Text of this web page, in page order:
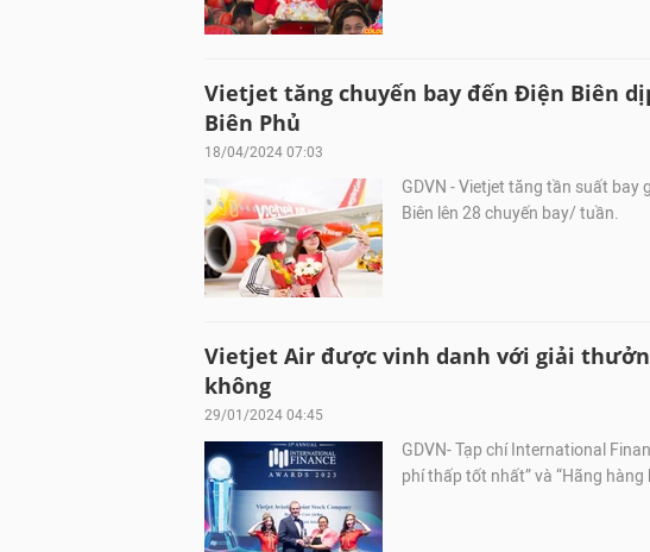
Vietjet tăng chuyến bay đến Điện Biên
Biên Phủ
18/04/2024 07:03
GDVN - Vietjet tăng tần suất bay
Biên lên 28 chuyến bay/ tuần.
Vietjet Air được vinh danh với giải
không
29/01/2024 04:45
GDVN- Tạp chí International
phí thấp tốt nhất” và “Hãng